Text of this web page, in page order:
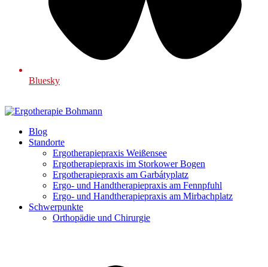
Bluesky
Blog
Standorte
Ergotherapiepraxis Weißensee
Ergotherapiepraxis im Storkower Bogen
Ergotherapiepraxis am Garbátyplatz
Ergo- und Handtherapiepraxis am Fennpfuhl
Ergo- und Handtherapiepraxis am Mirbachplatz
Schwerpunkte
Orthopädie und Chirurgie